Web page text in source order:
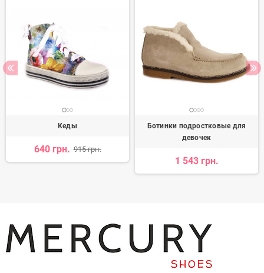
Кеды
640 грн. 915 грн.
Ботинки подростковые для
девочек
1 543 грн.